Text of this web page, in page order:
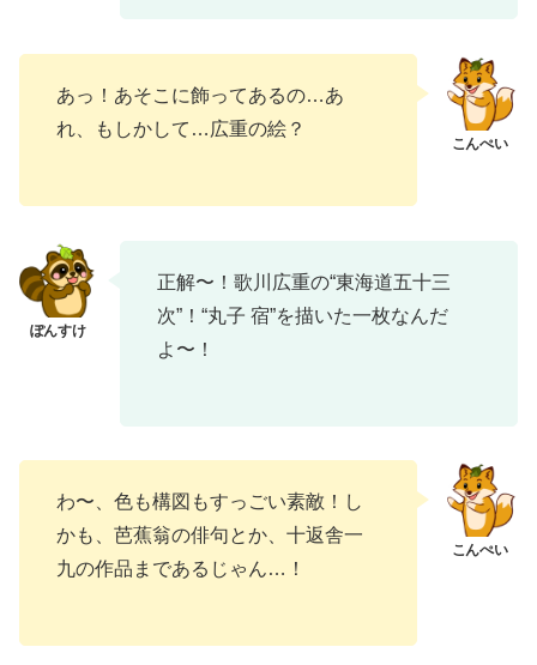
あっ！あそこに飾ってあるの…あ
れ、もしかして…広重の絵？
正解〜！歌川広重の“東海道五十三
次”！“丸子 宿”を描いた一枚なんだ
よ〜！
わ〜、色も構図もすっごい素敵！し
かも、芭蕉翁の俳句とか、十返舎一
九の作品まであるじゃん…！